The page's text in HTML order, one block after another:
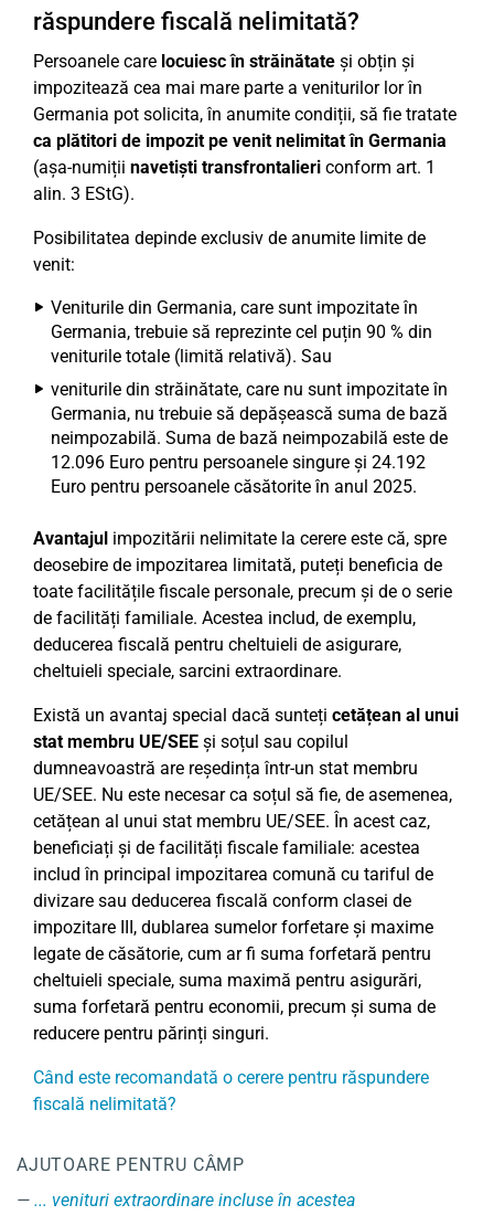
răspundere fiscală nelimitată?
Persoanele care locuiesc în străinătate și obțin și
impozitează cea mai mare parte a veniturilor lor în
Germania pot solicita, în anumite condiții, să fie tratate
ca plătitori de impozit pe venit nelimitat în Germania
(așa-numiții navetiști transfrontalieri conform art. 1
alin. 3 EStG).
Posibilitatea depinde exclusiv de anumite limite de
venit:
Veniturile din Germania, care sunt impozitate în
Germania, trebuie să reprezinte cel puțin 90 % din
veniturile totale (limită relativă). Sau
veniturile din străinătate, care nu sunt impozitate în
Germania, nu trebuie să depășească suma de bază
neimpozabilă. Suma de bază neimpozabilă este de
12.096 Euro pentru persoanele singure și 24.192
Euro pentru persoanele căsătorite în anul 2025.
Avantajul impozitării nelimitate la cerere este că, spre
deosebire de impozitarea limitată, puteți beneficia de
toate facilitățile fiscale personale, precum și de o serie
de facilități familiale. Acestea includ, de exemplu,
deducerea fiscală pentru cheltuieli de asigurare,
cheltuieli speciale, sarcini extraordinare.
Există un avantaj special dacă sunteți cetățean al unui
stat membru UE/SEE și soțul sau copilul
dumneavoastră are reședința într-un stat membru
UE/SEE. Nu este necesar ca soțul să fie, de asemenea,
cetățean al unui stat membru UE/SEE. În acest caz,
beneficiați și de facilități fiscale familiale: acestea
includ în principal impozitarea comună cu tariful de
divizare sau deducerea fiscală conform clasei de
impozitare III, dublarea sumelor forfetare și maxime
legate de căsătorie, cum ar fi suma forfetară pentru
cheltuieli speciale, suma maximă pentru asigurări,
suma forfetară pentru economii, precum și suma de
reducere pentru părinți singuri.
Când este recomandată o cerere pentru răspundere
fiscală nelimitată?
AJUTOARE PENTRU CÂMP
... venituri extraordinare incluse în acestea